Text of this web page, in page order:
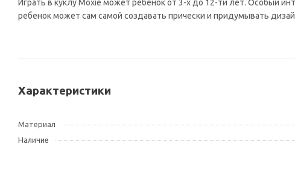
Играть в куклу Moxie может ребенок от 3-х до 12-ти лет. Особый
ребенок может сам самой создавать прически и придумывать
Характеристики
Материал
Наличие